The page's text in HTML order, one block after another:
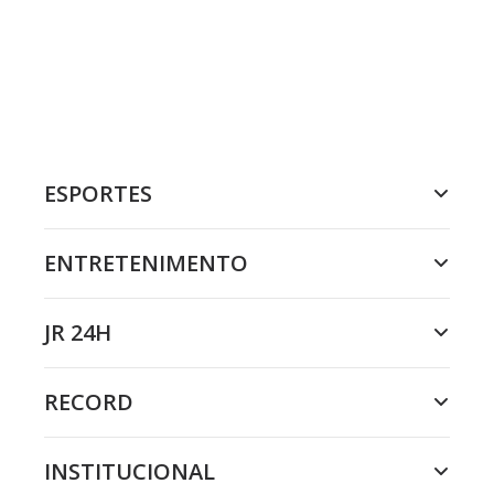
ESPORTES
ENTRETENIMENTO
JR 24H
RECORD
INSTITUCIONAL